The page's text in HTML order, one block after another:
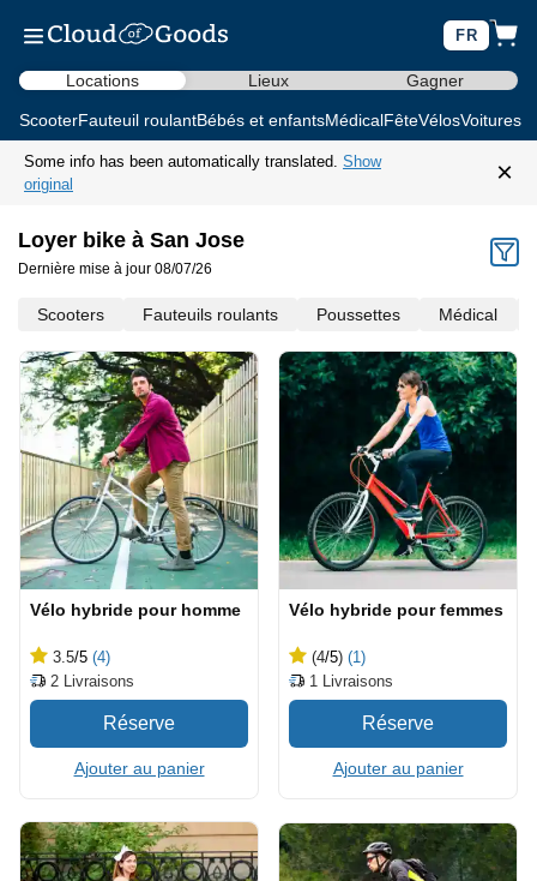
FR
Locations Lieux Gagner
ScooterFauteuil roulantBébés et enfantsMédicalFêteVélosVoitures
Some info has been automatically translated. Show
original
×
Loyer bike à San Jose
Dernière mise à jour 08/07/26
Scooters Fauteuils roulants Poussettes Médical
Vélo hybride pour homme
3.5/5 (4)
2 Livraisons
Ajouter au panier
Vélo hybride pour femmes
(4/5) (1)
1 Livraisons
Ajouter au panier